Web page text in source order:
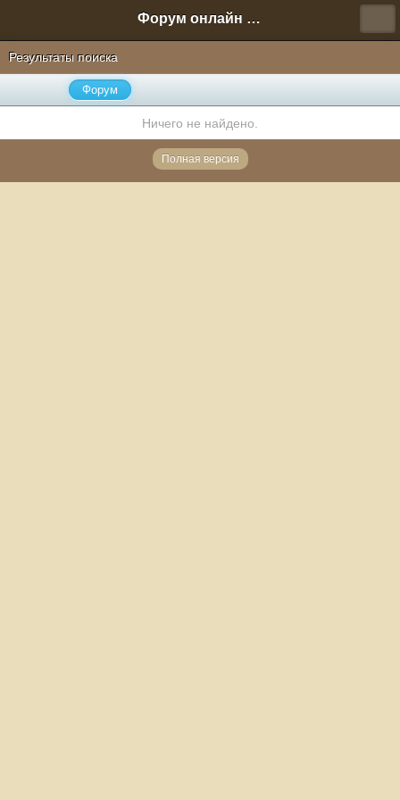
Форум онлайн игры "Новая Эра" (Нюра Биз)
Результаты поиска
Форум
Ничего не найдено.
Полная версия